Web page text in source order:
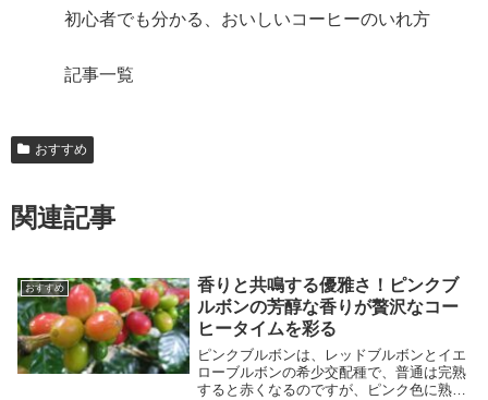
初心者でも分かる、おいしいコーヒーのいれ方
記事一覧
おすすめ
関連記事
おすすめ
香りと共鳴する優雅さ！ピンクブ
ルボンの芳醇な香りが贅沢なコー
ヒータイムを彩る
ピンクブルボンは、レッドブルボンとイエ
ローブルボンの希少交配種で、普通は完熟
すると赤くなるのですが、ピンク色に熟す